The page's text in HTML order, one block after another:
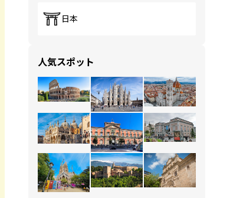
日本
人気スポット